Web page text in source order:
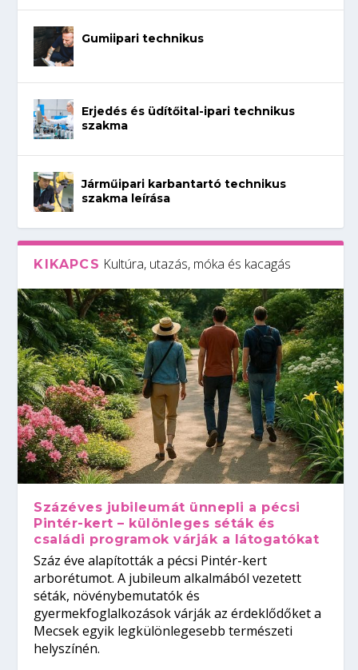
Gumiipari technikus
Erjedés és üdítőital-ipari technikus
szakma
Járműipari karbantartó technikus
szakma leírása
KIKAPCS Kultúra, utazás, móka és kacagás
Százéves jubileumát ünnepli a pécsi
Pintér-kert – különleges séták és
családi programok várják a látogatókat
Száz éve alapították a pécsi Pintér-kert
arborétumot. A jubileum alkalmából vezetett
séták, növénybemutatók és
gyermekfoglalkozások várják az érdeklődőket a
Mecsek egyik legkülönlegesebb természeti
helyszínén.